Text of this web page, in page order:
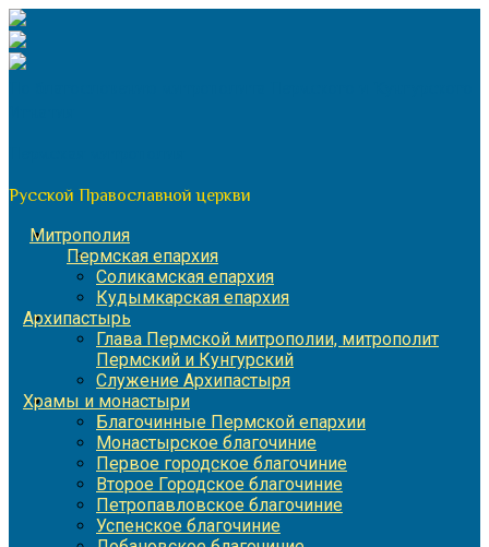
Перейти
к
содержимому
Русской Православной церкви
Митрополия
Пермская епархия
Соликамская епархия
Кудымкарская епархия
Архипастырь
Глава Пермской митрополии, митрополит
Пермский и Кунгурский
Служение Архипастыря
Храмы и монастыри
Благочинные Пермской епархии
Монастырское благочиние
Первое городское благочиние
Второе Городское благочиние
Петропавловское благочиние
Успенское благочиние